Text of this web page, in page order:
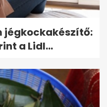
jégkockakészítő:
a Lidl...